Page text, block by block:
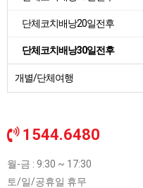
단체코치배낭20일전후
단체코치배낭30일전후
개별/단체여행
1544.6480
월-금 : 9:30 ~ 17:30
토/일/공휴일 휴무